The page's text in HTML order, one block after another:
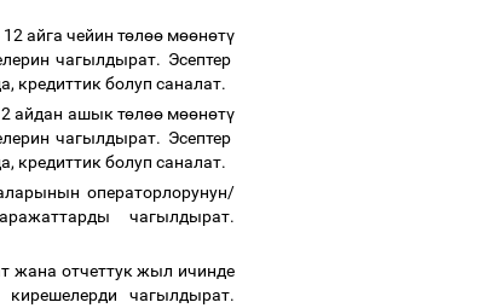
айга чейин төлөөмөөнөтү
чагылдырат. Эсептер
кредиттик болуп саналат.
айдан ашык төлөөмөөнөтү
чагылдырат. Эсептер
кредиттик болуп саналат.
операторлорунун/
чагылдырат.
жана отчеттук жыл ичинде
чагылдырат.